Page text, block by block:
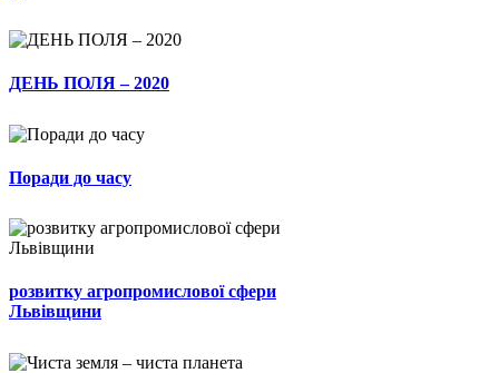
ДЕНЬ ПОЛЯ – 2020
Поради до часу
розвитку агропромислової сфери
Львівщини